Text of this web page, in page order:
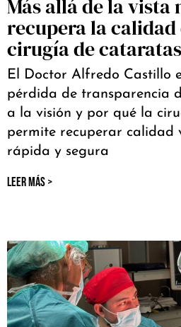
Más allá de la vista
recupera la
cirugía de cataratas
El Doctor Alfredo Castillo
pérdida de transparencia
a la visión y por qué la
permite recuperar calidad
rápida y segura
LEER MÁS >